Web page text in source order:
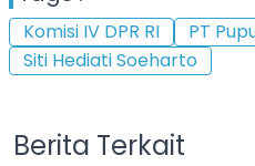
Komisi IV DPR RI PT
Siti Hediati Soeharto
Berita Terkait